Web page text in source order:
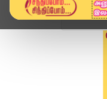
Home